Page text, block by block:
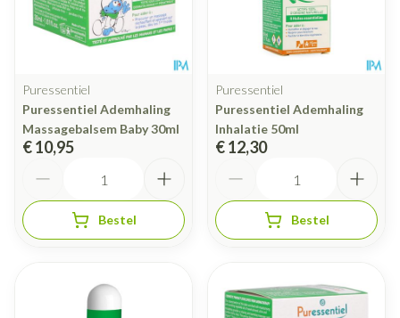
Puressentiel
Puressentiel Ademhaling
Massagebalsem Baby 30ml
€ 10,95
Bestel
Puressentiel
Puressentiel Ademhaling
Inhalatie 50ml
€ 12,30
Bestel